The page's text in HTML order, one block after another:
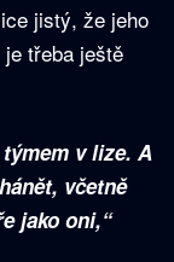
jistý, že jeho
třeba ještě
v lize. A
včetně
jako oni,“